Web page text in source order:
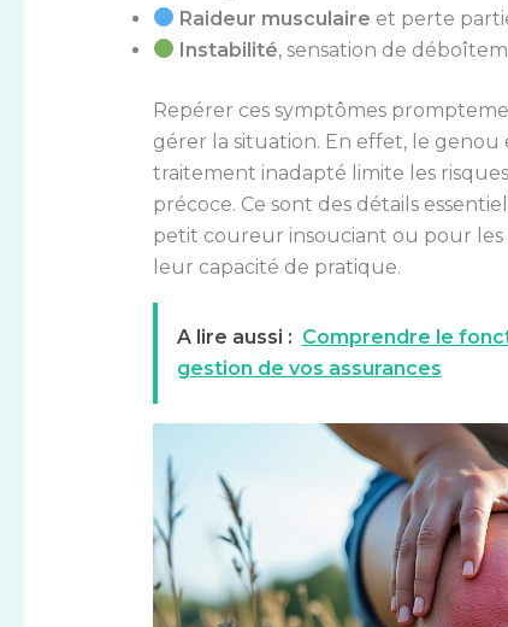
Raideur musculaire et perte
Instabilité, sensation de
Repérer ces symptômes
gérer la situation. En effet, le
traitement inadapté limite les
précoce. Ce sont des détails
petit coureur insouciant ou pour
leur capacité de pratique.
A lire aussi : Comprendre le
gestion de vos assurances